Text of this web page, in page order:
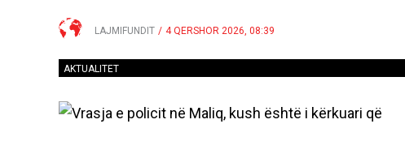
LAJMIFUNDIT / 4 QERSHOR 2026, 08:39
AKTUALITET